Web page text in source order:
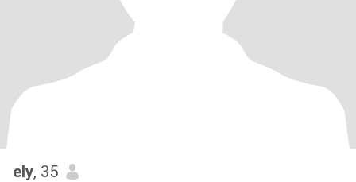
ely, 35